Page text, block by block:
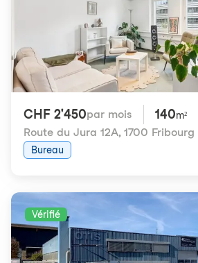
CHF 2'450par mois 140m²
Route du Jura 12A, 1700 Fribourg
Bureau
Vérifié